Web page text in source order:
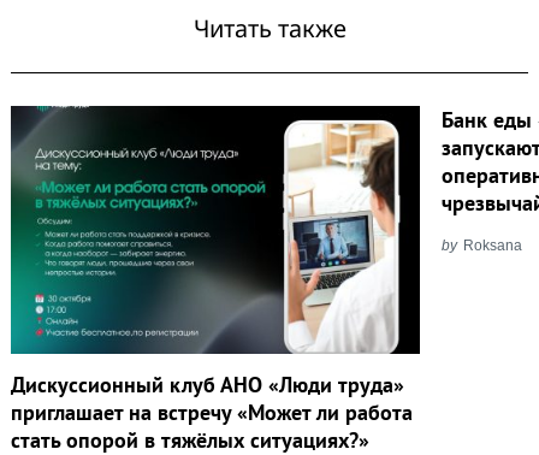
Читать также
Дискуссионный клуб АНО «Люди труда»
приглашает на встречу «Может ли работа
стать опорой в тяжёлых ситуациях?»
Банк еды
by Roksana